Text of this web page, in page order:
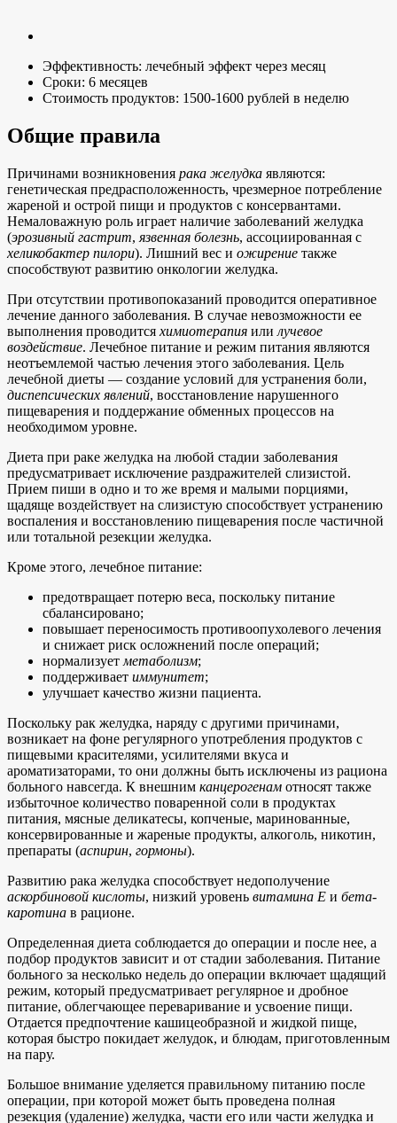
Эффективность: лечебный эффект через месяц
Сроки: 6 месяцев
Стоимость продуктов: 1500-1600 рублей в неделю
Общие правила
Причинами возникновения рака желудка являются:
генетическая предрасположенность, чрезмерное потребление
жареной и острой пищи и продуктов с консервантами.
Немаловажную роль играет наличие заболеваний желудка
(эрозивный гастрит, язвенная болезнь, ассоциированная с
хеликобактер пилори). Лишний вес и ожирение также
способствуют развитию онкологии желудка.
При отсутствии противопоказаний проводится оперативное
лечение данного заболевания. В случае невозможности ее
выполнения проводится химиотерапия или лучевое
воздействие. Лечебное питание и режим питания являются
неотъемлемой частью лечения этого заболевания. Цель
лечебной диеты — создание условий для устранения боли,
диспепсических явлений, восстановление нарушенного
пищеварения и поддержание обменных процессов на
необходимом уровне.
Диета при раке желудка на любой стадии заболевания
предусматривает исключение раздражителей слизистой.
Прием пиши в одно и то же время и малыми порциями,
щадяще воздействует на слизистую способствует устранению
воспаления и восстановлению пищеварения после частичной
или тотальной резекции желудка.
Кроме этого, лечебное питание:
предотвращает потерю веса, поскольку питание
сбалансировано;
повышает переносимость противоопухолевого лечения
и снижает риск осложнений после операций;
нормализует метаболизм;
поддерживает иммунитет;
улучшает качество жизни пациента.
Поскольку рак желудка, наряду с другими причинами,
возникает на фоне регулярного употребления продуктов с
пищевыми красителями, усилителями вкуса и
ароматизаторами, то они должны быть исключены из рациона
больного навсегда. К внешним канцерогенам относят также
избыточное количество поваренной соли в продуктах
питания, мясные деликатесы, копченые, маринованные,
консервированные и жареные продукты, алкоголь, никотин,
препараты (аспирин, гормоны).
Развитию рака желудка способствует недополучение
аскорбиновой кислоты, низкий уровень витамина Е и бета-
каротина в рационе.
Определенная диета соблюдается до операции и после нее, а
подбор продуктов зависит и от стадии заболевания. Питание
больного за несколько недель до операции включает щадящий
режим, который предусматривает регулярное и дробное
питание, облегчающее переваривание и усвоение пищи.
Отдается предпочтение кашицеобразной и жидкой пище,
которая быстро покидает желудок, и блюдам, приготовленным
на пару.
Большое внимание уделяется правильному питанию после
операции, при которой может быть проведена полная
резекция (удаление) желудка, части его или части желудка и